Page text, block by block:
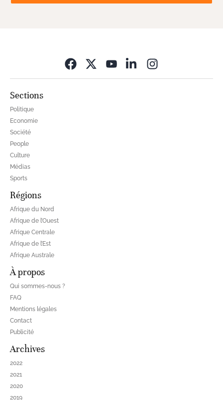
Sections
Politique
Economie
Société
People
Culture
Médias
Sports
Régions
Afrique du Nord
Afrique de l’Ouest
Afrique Centrale
Afrique de l’Est
Afrique Australe
À propos
Qui sommes-nous ?
FAQ
Mentions légales
Contact
Publicité
Archives
2022
2021
2020
2019